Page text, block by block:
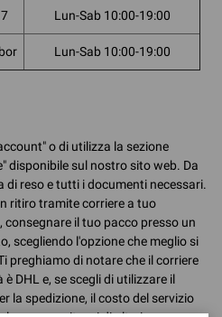
Lun-Sab 10:00-19:00
Lun-Sab 10:00-19:00
o di utilizza la sezione
disponibile sul nostro sito web. Da
di reso e tutti i documenti necessari.
ritiro tramite corriere a tuo
il tuo pacco presso un
scegliendo l'opzione che meglio si
preghiamo di notare che il corriere
DHL e, se scegli di utilizzare il
la spedizione, il costo del servizio